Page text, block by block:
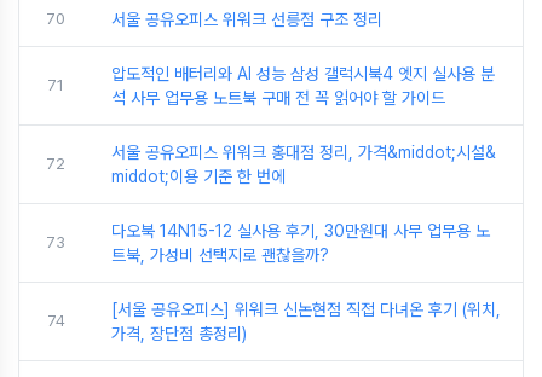
70 서울 공유오피스 위워크 선릉점 구조 정리
71
압도적인 배터리와 AI 성능 삼성 갤럭시북4 엣지 실사용 분
석 사무 업무용 노트북 구매 전 꼭 읽어야 할 가이드
72
서울 공유오피스 위워크 홍대점 정리, 가격&middot;시설&
middot;이용 기준 한 번에
73
다오북 14N15-12 실사용 후기, 30만원대 사무 업무용 노
트북, 가성비 선택지로 괜찮을까?
74
[서울 공유오피스] 위워크 신논현점 직접 다녀온 후기 (위치,
가격, 장단점 총정리)